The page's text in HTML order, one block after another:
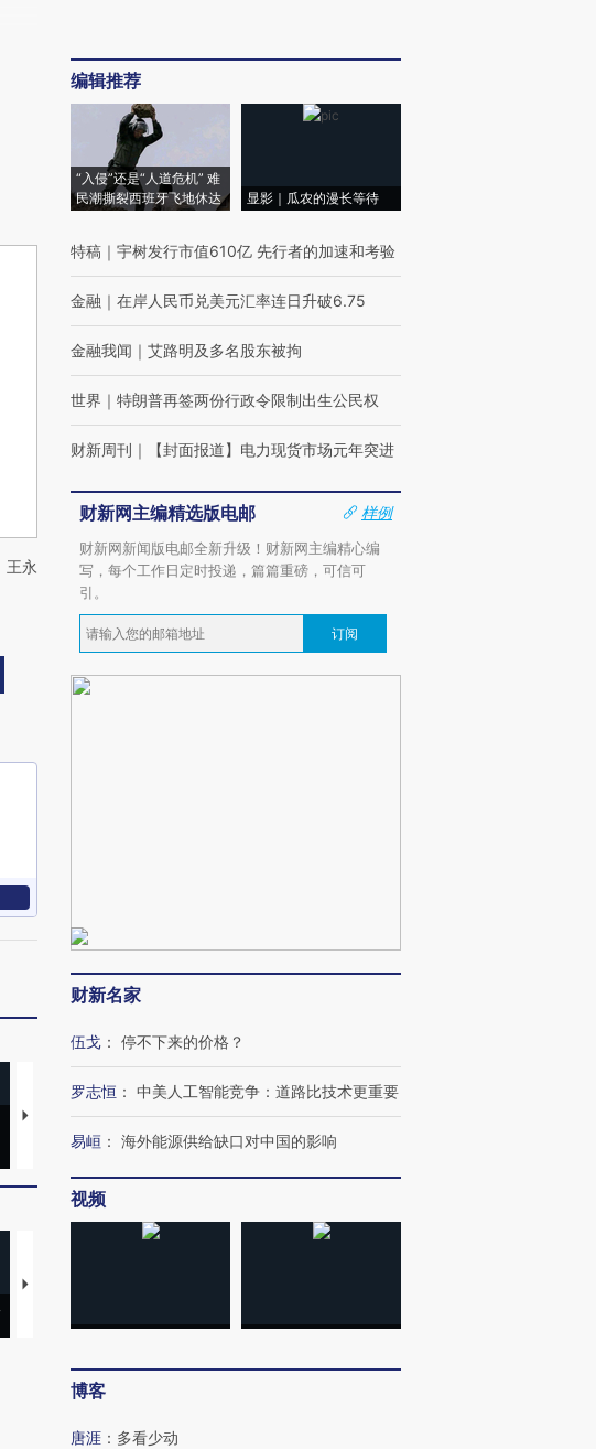
王永
视线｜“入侵”还是“人道危
机”？难民潮撕裂西班牙
湖北宜昌局部短时降雨
128毫米 紧急转移近
哈尔滨遭遇短时极端强降
【推广】走进第四届链博
有意思的生活方式·第三对
住三大增长引擎是什么？
编辑推荐
“入侵”还是“人道危机” 难
民潮撕裂西班牙飞地休达
显影｜瓜农的漫长等待
特稿 ｜ 宇树发行市值610亿 先行者的加速和考验
金融 ｜ 在岸人民币兑美元汇率连日升破6.75
金融我闻 ｜ 艾路明及多名股东被拘
世界 ｜ 特朗普再签两份行政令限制出生公民权
财新周刊 ｜ 【封面报道】电力现货市场元年突进
财新网主编精选版电邮
样例
财新网新闻版电邮全新升级！财新网主编精心编
写，每个工作日定时投递，篇篇重磅，可信可
引。
订阅
财新名家
伍戈 ： 停不下来的价格？
罗志恒 ： 中美人工智能竞争：道路比技术更重要
易峘 ： 海外能源供给缺口对中国的影响
视频
博客
唐涯 ： 多看少动